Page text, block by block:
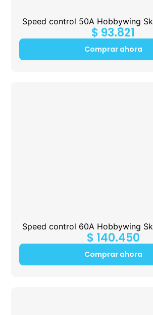
Speed control 50A Hobbywing
$ 93.821
Comprar ahora
Speed control 60A Hobbywing
$ 140.450
Comprar ahora